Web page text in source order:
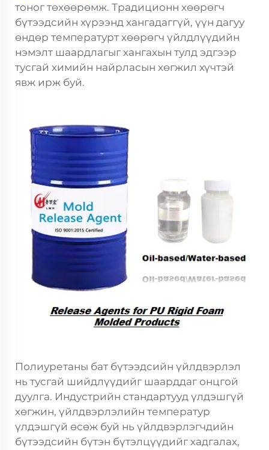
тоног төхөөрөмж. Традиционн хөөрөгч
бүтээдсийн хүрээнд хангадаггүй, үүн дагуу
өндөр температурт хөөрөгч үйлдлүүдийн
нэмэлт шаардлагыг хангахын тулд эдгээр
тусгай химийн найрласын хөгжил хүчтэй
явж ирж буй.
Полиуретаны бат бүтээдсийн үйлдвэрлэл
нь тусгай шийдлүүдийг шаарддаг онцгой
дуулга. Индустрийн стандартууд үлдэшгүй
хөгжин, үйлдвэрлэлийн температур
үлдэшгүй өсөж буй нь үйлдвэрлэгчдийн
бүтээдсийн бүтэн бүтэлцүүдийг хадгалах,